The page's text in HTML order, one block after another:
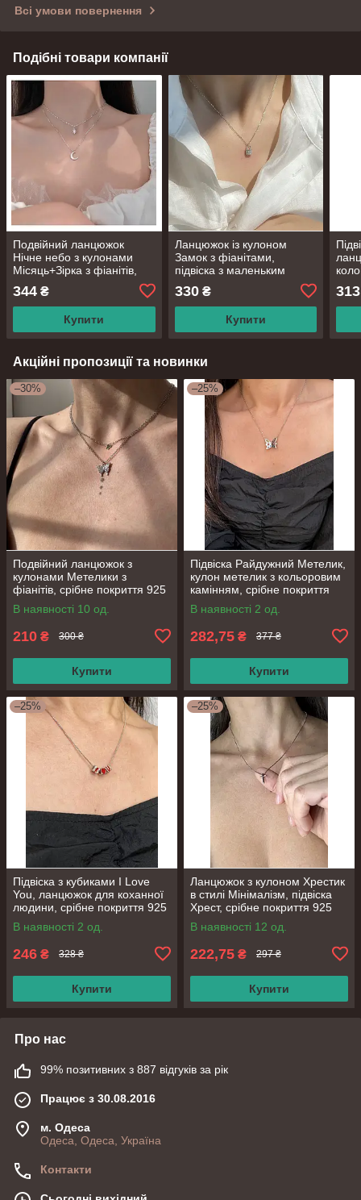
Всі умови повернення
Подібні товари компанії
Подвійний ланцюжок
Нічне небо з кулонами
Місяць+Зірка з фіанітів,
проби, довжина 40+5 см
344 ₴
Купити
Ланцюжок із кулоном
Замок з фіанітами,
підвіска з маленьким
замочком, срібне покриття
925 проби, довжина 40+5
см
330₴
Купити
313
Акційні пропозиції та новинки
–30%
Подвійний ланцюжок з
кулонами Метелики з
фіанітів, срібне покриття 925
проби, довжина 40+5 см
В наявності 10 од.
210 ₴ 300 ₴
Купити
–25%
Підвіска Райдужний Метелик,
кулон метелик з кольоровим
камінням, срібне покриття
925 проби, довжина 38+5 см
В наявності 2 од.
282,75 ₴ 377 ₴
Купити
–25%
Підвіска з кубиками I Love
You, ланцюжок для коханної
людини, срібне покриття 925
проби, довжина 41+5.5 см
В наявності 2 од.
246 ₴ 328 ₴
Купити
–25%
Ланцюжок з кулоном Хрестик
в стилі Мінімалізм, підвіска
Хрест, срібне покриття 925
проби, довжина 41+5 см
В наявності 12 од.
222,75 ₴ 297 ₴
Купити
Про нас
99% позитивних з 887 відгуків за рік
Працює з 30.08.2016
м. Одеса
Одеса, Одеса, Україна
Контакти